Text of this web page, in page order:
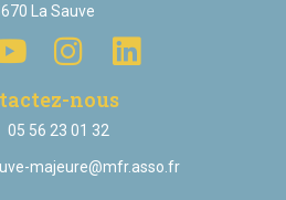
La Sauve
nous
05 56 23 01 32
majeure@mfr.asso.fr